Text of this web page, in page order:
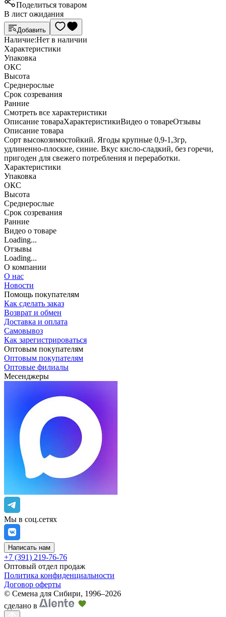
Поделиться товаром
В лист ожидания
Добавить
Наличие:Нет в наличии
Характеристики
Упаковка
ОКС
Высота
Среднерослые
Срок созревания
Ранние
Cмотреть все характеристики
Описание товараХарактеристикиВидео о товареОтзывы
Описание товара
Сорт высокозимостойкий. Ягоды крупные 0,9-1,3гр,
удлиненно-плоские, синие. Вкус кисло-сладкий, без горечи,
пригоден для свежего потребления и переработки.
Характеристики
Упаковка
ОКС
Высота
Среднерослые
Срок созревания
Ранние
Видео о товаре
Loading...
Отзывы
Loading...
О компании
О нас
Новости
Помощь покупателям
Как сделать заказ
Возврат и обмен
Доставка и оплата
Самовывоз
Как зарегистрироваться
Оптовым покупателям
Оптовым покупателям
Оптовые филиалы
Месенджеры
Мы в соц.сетях
Написать нам
+7 (391) 219-76-76
Оптовый отдел продаж
Политика конфиденциальности
Договор оферты
© Семена для Сибири, 1996–2026
сделано в